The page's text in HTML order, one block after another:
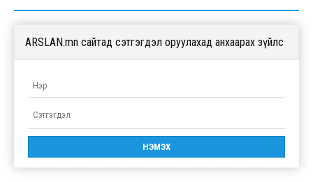
ARSLAN.mn сайтад сэтгэгдэл оруулахад анхаарах зүйлс